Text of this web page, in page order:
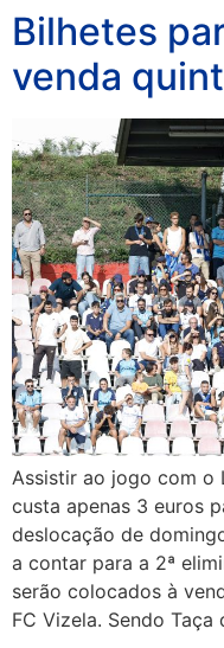
Bilhetes
venda
Assistir ao jogo com o
custa apenas 3 euros
deslocação de
a contar para a 2ª
serão colocados à
FC Vizela. Sendo